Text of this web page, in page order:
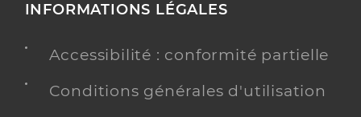
INFORMATIONS LÉGALES
Accessibilité : conformité partielle
Conditions générales d'utilisation